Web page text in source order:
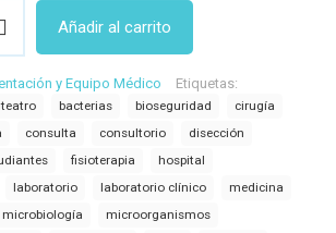
Añadir al carrito
y Equipo Médico Etiquetas:
bacterias bioseguridad
cirugía
consulta consultorio
disección
fisioterapia
hospital
laboratorio laboratorio clínico
medicina
microbiología
microorganismos